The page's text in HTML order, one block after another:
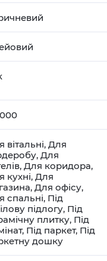
вітальні, Для
, Для
, Для коридора,
кухні, Для
, Для офісу,
спальні, Під
підлогу, Під
плитку, Під
, Під паркет, Під
дошку